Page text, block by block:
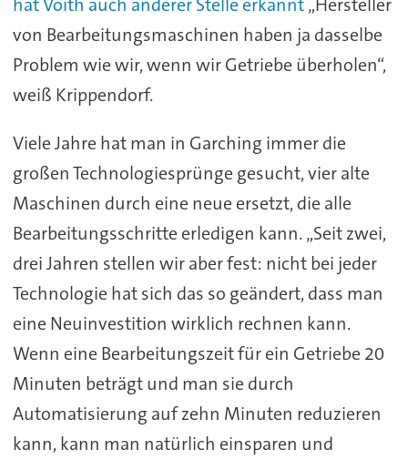
von Bearbeitungsmaschinen haben ja dasselbe
Problem wie wir, wenn wir Getriebe überholen“,
weiß Krippendorf.
Viele Jahre hat man in Garching immer die
großen Technologiesprünge gesucht, vier alte
Maschinen durch eine neue ersetzt, die alle
Bearbeitungsschritte erledigen kann. „Seit zwei,
drei Jahren stellen wir aber fest: nicht bei jeder
Technologie hat sich das so geändert, dass man
eine Neuinvestition wirklich rechnen kann.
Wenn eine Bearbeitungszeit für ein Getriebe 20
Minuten beträgt und man sie durch
Automatisierung auf zehn Minuten reduzieren
kann, kann man natürlich einsparen und